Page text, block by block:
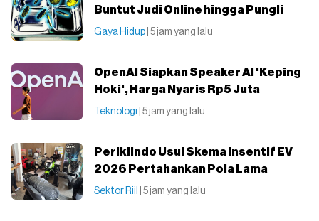
Buntut Judi Online hingga Pungli
Gaya Hidup | 5 jam yang lalu
OpenAI Siapkan Speaker AI 'Keping
Hoki', Harga Nyaris Rp5 Juta
Teknologi | 5 jam yang lalu
Periklindo Usul Skema Insentif EV
2026 Pertahankan Pola Lama
Sektor Riil | 5 jam yang lalu